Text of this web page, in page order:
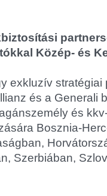
Közép- és
exkluzív stratégiai
és a Generali
és
Bosznia-
Szerbiában,